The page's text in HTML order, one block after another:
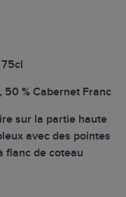
50 % Cabernet Franc
sur la partie haute
avec des pointes
flanc de coteau